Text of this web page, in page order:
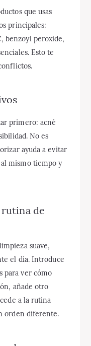
que usas
principales:
benzoyl peroxide,
Esto te
primero: acné
No es
ayuda a evitar
mismo tiempo y
rutina de
suave,
el día. Introduce
para ver cómo
añade otro
a la rutina
orden diferente.